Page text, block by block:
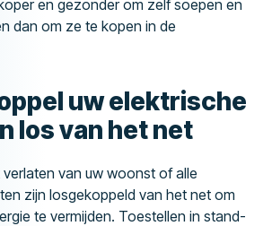
en gezonder om zelf soepen en
dan om ze te kopen in de
uw elektrische
los van het net
van uw woonst of alle
zijn losgekoppeld van het net om
te vermijden. Toestellen in stand-